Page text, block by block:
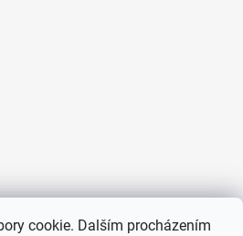
cookie. Dalším procházením